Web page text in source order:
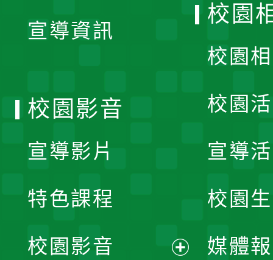
宣導資訊
校園
校園
校園
宣導
校園
媒體
校園影音
宣導影片
特色課程
校園影音